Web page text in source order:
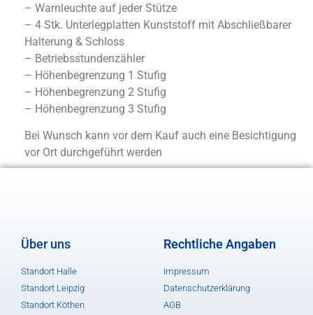
– Warnleuchte auf jeder Stütze
– 4 Stk. Unterlegplatten Kunststoff mit Abschließbarer
Halterung & Schloss
– Betriebsstundenzähler
– Höhenbegrenzung 1 Stufig
– Höhenbegrenzung 2 Stufig
– Höhenbegrenzung 3 Stufig
Bei Wunsch kann vor dem Kauf auch eine Besichtigung
vor Ort durchgeführt werden
Über uns
Standort Halle
Standort Leipzig
Standort Köthen
Rechtliche Angaben
Impressum
Datenschutzerklärung
AGB